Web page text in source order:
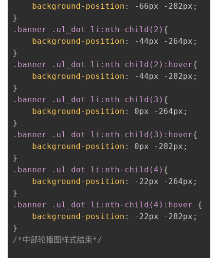
background-position : -66px -282px ;
}
.banner .ul_dot li:nth-child(2) {
background-position : -44px -264px ;
}
.banner .ul_dot li:nth-child(2):hover{
background-position : -44px -282px ;
}
.banner .ul_dot li:nth-child(3) {
background-position : 0px -264px ;
}
.banner .ul_dot li:nth-child(3):hover{
background-position : 0px -282px ;
}
.banner .ul_dot li:nth-child(4) {
background-position : -22px -264px ;
}
.banner .ul_dot li:nth-child(4):hover
{
background-position : -22px -282px ;
}
/*中部轮播图样式结束*/